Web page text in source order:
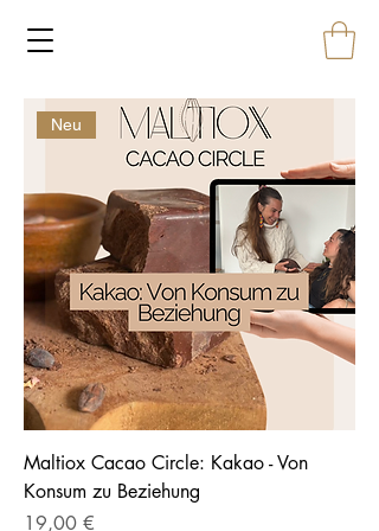
Neu
Maltiox Cacao Circle: Kakao - Von
Konsum zu Beziehung
Preis
19,00 €